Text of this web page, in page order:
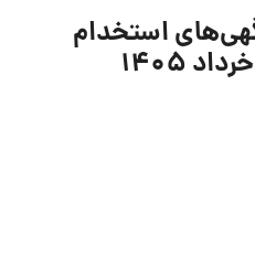
استخدام